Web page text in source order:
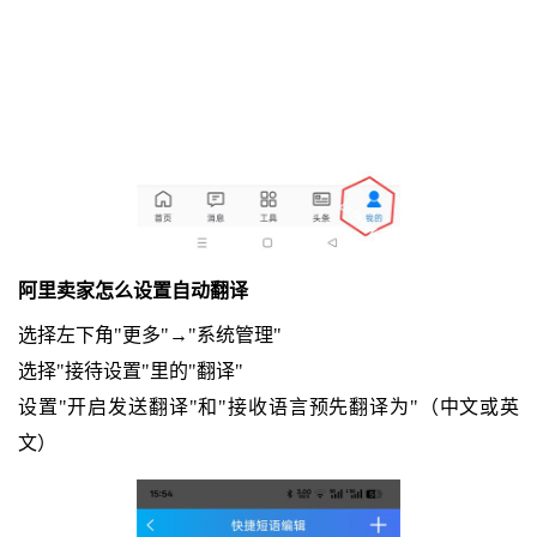
阿里卖家怎么设置自动翻译
选择左下角"更多"→"系统管理"
选择"接待设置"里的"翻译"
设置"开启发送翻译"和"接收语言预先翻译为"（中文或英
文）